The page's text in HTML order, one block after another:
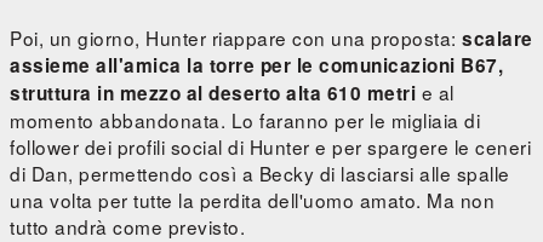
Poi, un giorno, Hunter riappare con una proposta: scalare
assieme all'amica la torre per le comunicazioni B67,
struttura in mezzo al deserto alta 610 metri e al
momento abbandonata. Lo faranno per le migliaia di
follower dei profili social di Hunter e per spargere le ceneri
di Dan, permettendo così a Becky di lasciarsi alle spalle
una volta per tutte la perdita dell'uomo amato. Ma non
tutto andrà come previsto.